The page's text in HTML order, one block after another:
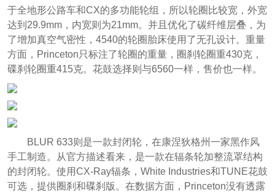
于全地形公路车和CX的多功能轮组，所以轮圈比较宽，外宽
达到29.9mm，内宽则为21mm。并且优化了碳纤维层叠，为
了增加真空气密性，4540的轮圈胎床使用了无孔设计。重量
方面，Princeton只标注了轮圈的重量，圈刹轮圈重430克，
碟刹轮圈重415克。花鼓选择则与6560一样，售价也一样。
BLUR 633则是一款封闭轮，在康涅狄格州一家黑作风
手工制造。从官方描述看来，是一款在辐条轮加整流罩结构
的封闭轮。使用CX-Ray辐条，White Industries和TUNE花鼓
可选，提供圈刹和碟刹版。在数据方面，Princeton没有透露